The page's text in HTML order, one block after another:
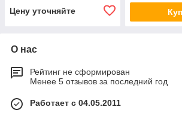
Цену уточняйте
О нас
Рейтинг не сформирован
Менее 5 отзывов за последний год
Работает с 04.05.2011